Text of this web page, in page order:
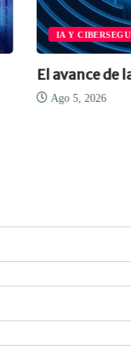
IA Y
El avance de
Ago 5, 2026